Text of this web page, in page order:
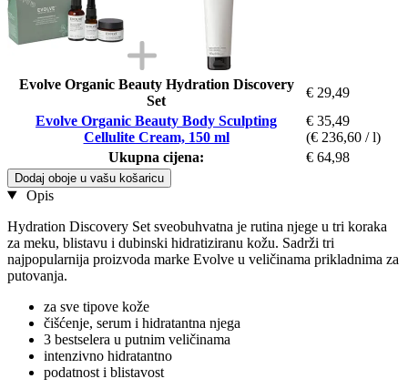
Evolve Organic Beauty Hydration Discovery
Set
€ 29,49
Evolve Organic Beauty Body Sculpting
Cellulite Cream, 150 ml
€ 35,49
(€ 236,60 / l)
Ukupna cijena:
€ 64,98
Dodaj oboje u vašu košaricu
Opis
Hydration Discovery Set sveobuhvatna je rutina njege u tri koraka
za meku, blistavu i dubinski hidratiziranu kožu. Sadrži tri
najpopularnija proizvoda marke Evolve u veličinama prikladnima za
putovanja.
za sve tipove kože
čišćenje, serum i hidratantna njega
3 bestselera u putnim veličinama
intenzivno hidratantno
podatnost i blistavost